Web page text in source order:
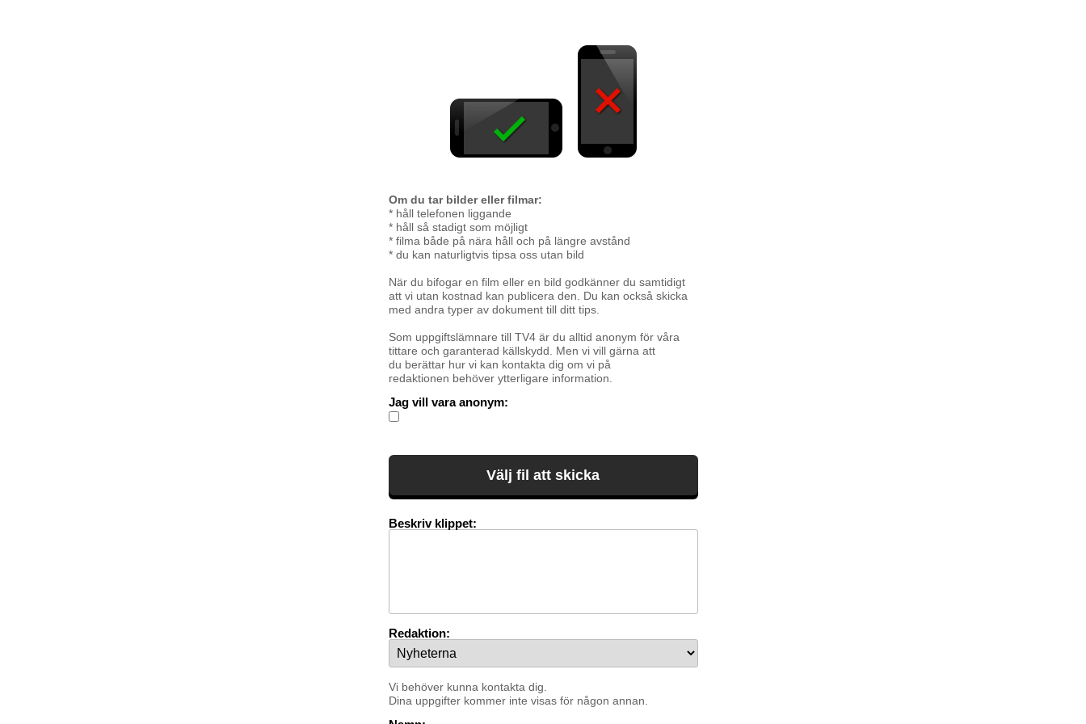
Om du tar bilder eller filmar:
* håll telefonen liggande
* håll så stadigt som möjligt
* filma både på nära håll och på längre avstånd
* du kan naturligtvis tipsa oss utan bild
När du bifogar en film eller en bild godkänner du samtidigt
att vi utan kostnad kan publicera den. Du kan också skicka
med andra typer av dokument till ditt tips.
Som uppgiftslämnare till TV4 är du alltid anonym för våra
tittare och garanterad källskydd. Men vi vill gärna att
du berättar hur vi kan kontakta dig om vi på
redaktionen behöver ytterligare information.
Jag vill vara anonym:
Beskriv klippet:
Redaktion:
Vi behöver kunna kontakta dig.
Dina uppgifter kommer inte visas för någon annan.